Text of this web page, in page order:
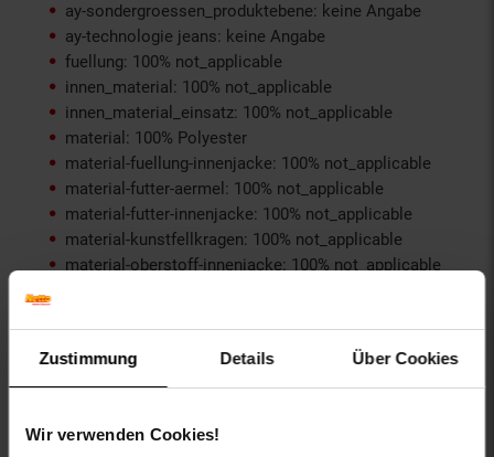
Zustimmung Details Über Cookies
Wir verwenden Cookies!
ay-sondergroessen_produktebene: keine Angabe
ay-technologie jeans: keine Angabe
fuellung: 100% not_applicable
innen_material: 100% not_applicable
innen_material_einsatz: 100% not_applicable
material: 100% Polyester
material-fuellung-innenjacke: 100% not_applicable
material-futter-aermel: 100% not_applicable
material-futter-innenjacke: 100% not_applicable
material-kunstfellkragen: 100% not_applicable
material-oberstoff-innenjacke: 100% not_applicable
not_applicable
material-oberstoff-mittlerer-teil: 100% not_applicable
material-oberstoff-oberer-teil: 100% not_applicable
material-verzierung: 100% not_applicable